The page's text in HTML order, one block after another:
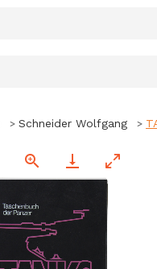
Schneider Wolfgang